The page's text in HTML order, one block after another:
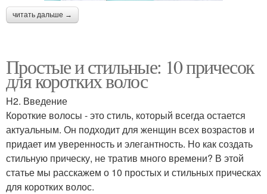
читать дальше →
Простые и стильные: 10 причесок
для коротких волос
H2. Введение
Короткие волосы - это стиль, который всегда остается
актуальным. Он подходит для женщин всех возрастов и
придает им уверенность и элегантность. Но как создать
стильную прическу, не тратив много времени? В этой
статье мы расскажем о 10 простых и стильных прическах
для коротких волос.